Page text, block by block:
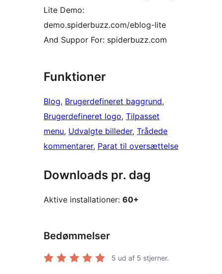
Lite Demo:
demo.spiderbuzz.com/eblog-lite
And Suppor For: spiderbuzz.com
Funktioner
Blog, Brugerdefineret baggrund
Brugerdefineret logo, Tilpasset
menu, Udvalgte billeder, Trådede
kommentarer, Parat til oversættelse
Downloads pr. dag
Aktive installationer: 60+
Bedømmelser
5 ud af 5 stjerner.